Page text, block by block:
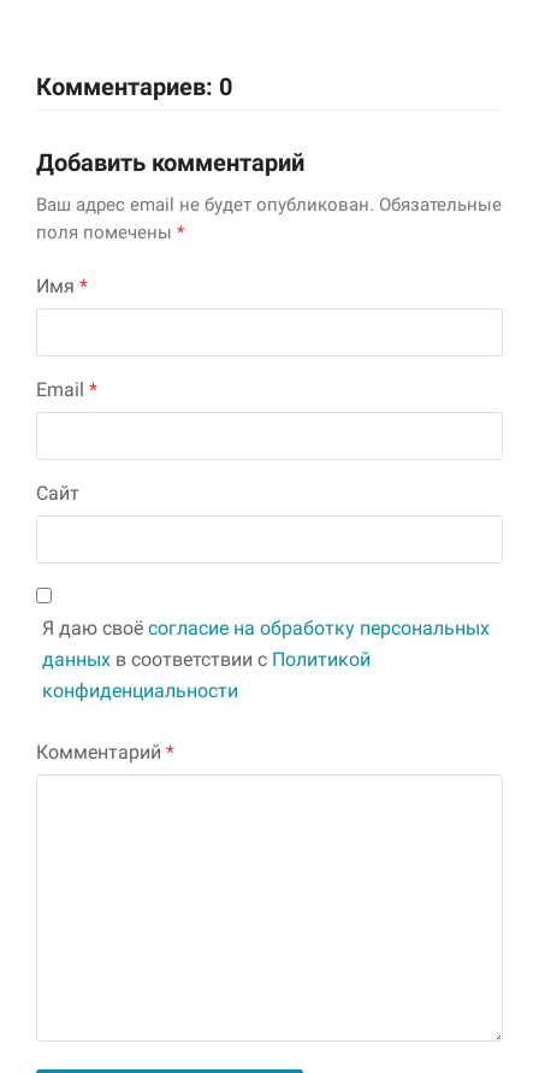
Комментариев: 0
Добавить комментарий
Ваш адрес email не будет опубликован. Обязательные
поля помечены *
Имя *
Email *
Сайт
Я даю своё согласие на обработку персональных
данных в соответствии с Политикой
конфиденциальности
Комментарий *